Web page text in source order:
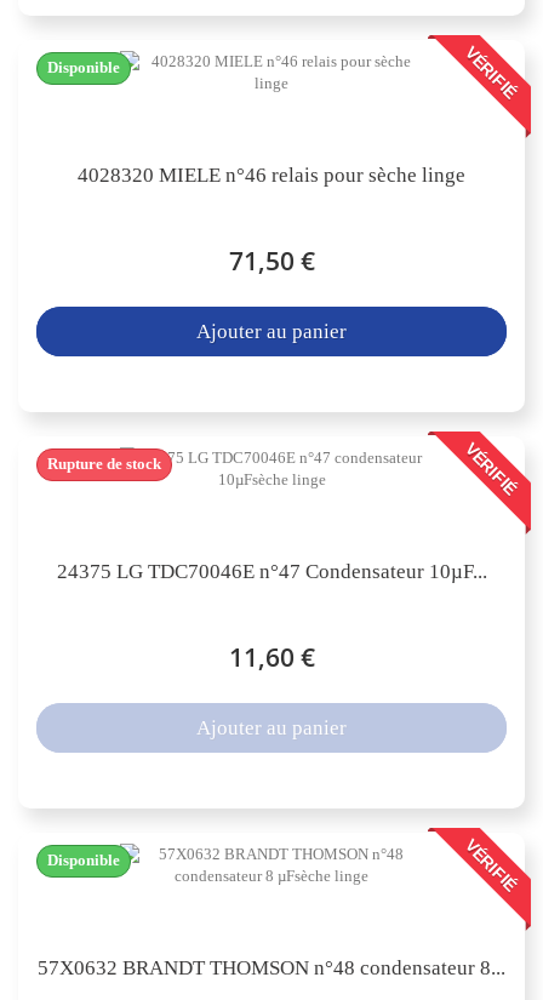
VÉRIFIÉ
4028320 MIELE n°46 relais pour sèche linge
71,50 €
Disponible
Ajouter au panier
VÉRIFIÉ
24375 LG TDC70046E n°47 Condensateur 10µF...
11,60 €
Rupture de stock
Ajouter au panier
VÉRIFIÉ
57X0632 BRANDT THOMSON n°48 condensateur 8...
Disponible